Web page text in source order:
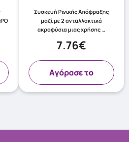
Συσκευή Ρινικής Απόφραξης
μαζί με 2 ανταλλακτικά
ακροφύσια μιας χρήσης …
7.76€
Aγόρασε το